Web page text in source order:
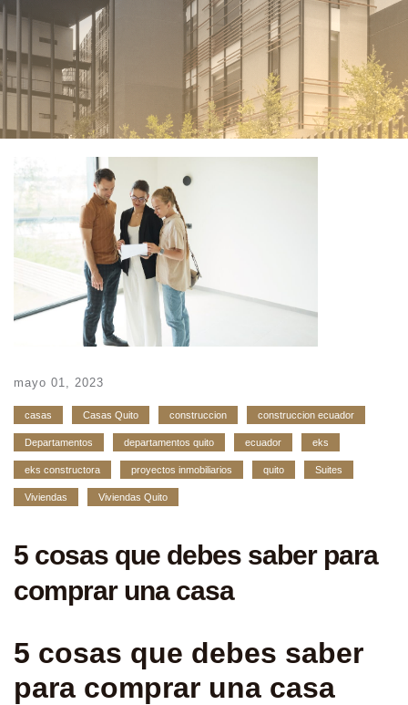
mayo 01, 2023
casas Casas Quito construccion construccion ecuador
Departamentos departamentos quito ecuador eks
eks constructora proyectos inmobiliarios quito Suites
Viviendas Viviendas Quito
5 cosas que debes saber para
comprar una casa
5 cosas que debes saber
para comprar una casa